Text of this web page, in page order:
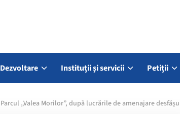
Dezvoltare Instituții și servicii Petiții
„Valea Morilor”, după lucrările de amenajare